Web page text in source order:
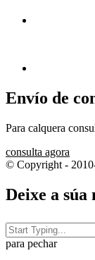
Envío de
Para calquera
consulta agora
© Copyright -
Deixe a súa
para pechar